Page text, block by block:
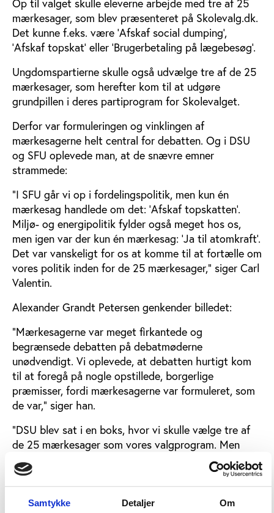
Samtykke Detaljer Om
mærkesager, som blev præsenteret på Skolevalg.dk.
Det kunne f.eks. være ’Afskaf social dumping’,
’Afskaf topskat’ eller ’Brugerbetaling på lægebesøg’.
Ungdomspartierne skulle også udvælge tre af de 25
mærkesager, som herefter kom til at udgøre
grundpillen i deres partiprogram for Skolevalget.
Derfor var formuleringen og vinklingen af
mærkesagerne helt central for debatten. Og i DSU
og SFU oplevede man, at de snævre emner
strammede:
”I SFU går vi op i fordelingspolitik, men kun én
mærkesag handlede om det: ’Afskaf topskatten’.
Miljø- og energipolitik fylder også meget hos os,
men igen var der kun én mærkesag: ’Ja til atomkraft’.
Det var vanskeligt for os at komme til at fortælle om
vores politik inden for de 25 mærkesager,” siger Carl
Valentin.
Alexander Grandt Petersen genkender billedet:
”Mærkesagerne var meget firkantede og
begrænsede debatten på debatmøderne
unødvendigt. Vi oplevede, at debatten hurtigt kom
til at foregå på nogle opstillede, borgerlige
præmisser, fordi mærkesagerne var formuleret, som
de var,” siger han.
”DSU blev sat i en boks, hvor vi skulle vælge tre af
de 25 mærkesager som vores valgprogram. Men
vores vigtigste mærkesager var ikke blandt de 25.
Hvorfor skal Folketinget indsnævre, hvilke politiske
mærkesager, der skal være DSU’s valgprogram til
Skolevalget? Det skal vi da selv fastlægge,” siger